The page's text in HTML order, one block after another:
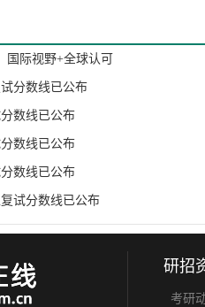
际视野+全球认可
分数线已公布
数线已公布
数线已公布
数线已公布
试分数线已公布
研招
考研